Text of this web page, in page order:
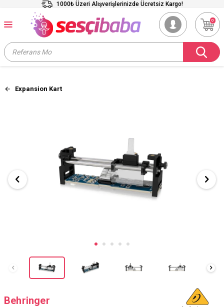
1000₺ Üzeri Alışverişlerinizde Ücretsiz Kargo!
0
Expansion Kart
Behringer